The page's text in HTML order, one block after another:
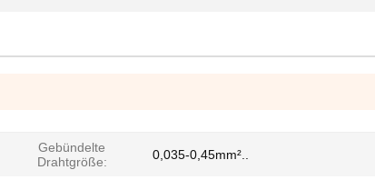
Gebündelte
Drahtgröße:
0,035-0,45mm²..